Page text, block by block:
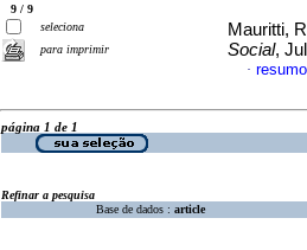
9 / 9
seleciona
para imprimir
Mauritti,
Social,
·
página 1 de 1
Refinar a pesquisa
Base de dados : article